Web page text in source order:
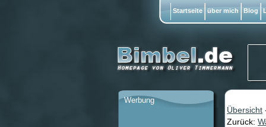
Übersicht
Zurück:
Werbung
Startseite über mich Blog